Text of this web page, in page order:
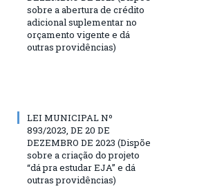
sobre a abertura de crédito
adicional suplementar no
orçamento vigente e dá
outras providências)
LEI MUNICIPAL Nº
893/2023, DE 20 DE
DEZEMBRO DE 2023 (Dispõe
sobre a criação do projeto
“dá pra estudar EJA” e dá
outras providências)